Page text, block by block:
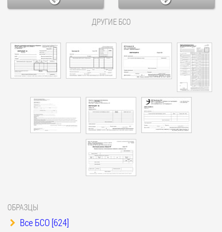
ДРУГИЕ БСО
ОБРАЗЦЫ
Все БСО [624]